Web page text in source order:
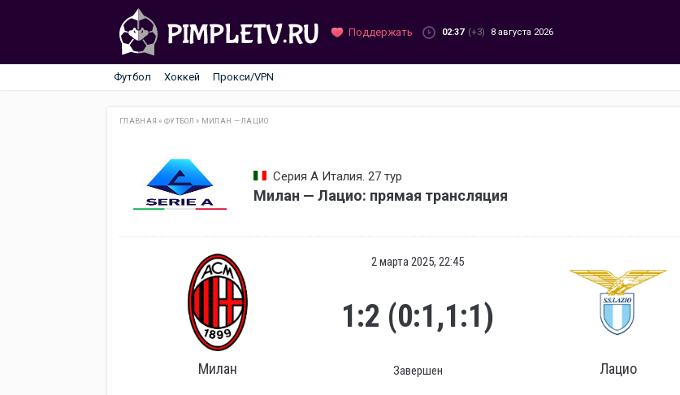
Поддержать 02:37 (+3) 8 августа 2026
Футбол Хоккей Прокси/VPN
ГЛАВНАЯ »ФУТБОЛ » МИЛАН — ЛАЦИО
Серия А Италия. 27 тур
Милан — Лацио: прямая трансляция
Милан
2 марта 2025, 22:45
1:2 (0:1,1:1)
Завершен Лацио